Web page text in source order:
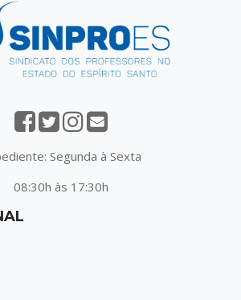
Segunda à Sexta
08:30h às 17:30h